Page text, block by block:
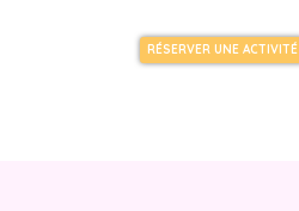
RÉSERVER UNE ACTIVITÉ